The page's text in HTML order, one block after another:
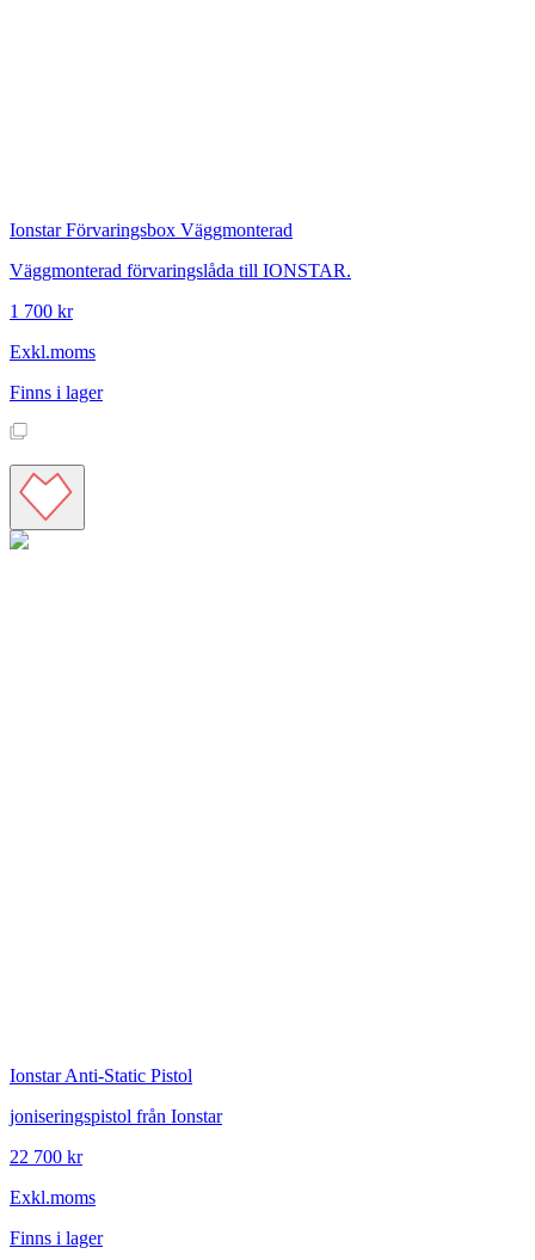
Ionstar Förvaringsbox Väggmonterad
Väggmonterad förvaringslåda till IONSTAR.
1 700 kr
Exkl.moms
Finns i lager
Ionstar Anti-Static Pistol
joniseringspistol från Ionstar
22 700 kr
Exkl.moms
Finns i lager